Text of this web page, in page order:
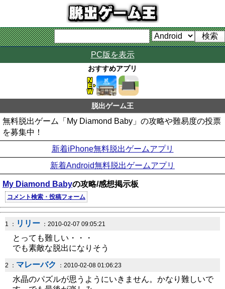
PC版を表示
おすすめアプリ
脱出ゲーム王
無料脱出ゲーム「My Diamond Baby」の攻略や難易度の投票
を募集中！
新着iPhone無料脱出ゲームアプリ
新着Android無料脱出ゲームアプリ
My Diamond Babyの攻略/感想掲示板
コメント検索・投稿フォーム
1 ： リリー ：2010-02-07 09:05:21
とっても難しい・・・
でも素敵な脱出になりそう
2 ： マレーバク ：2010-02-08 01:06:23
水晶のパズルが思うようにいきません。かなり難しいで